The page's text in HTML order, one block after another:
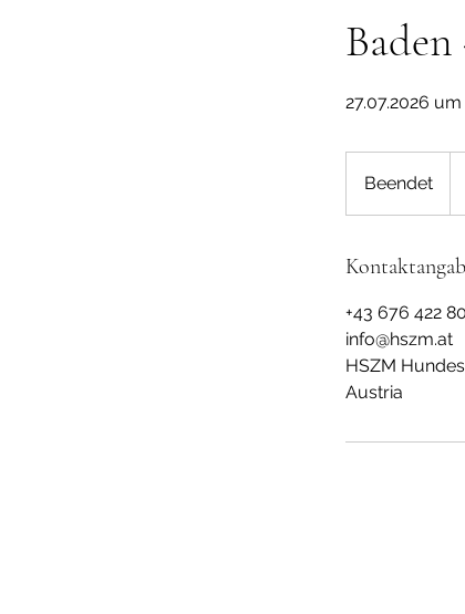
27.07.2026
Beendet
n
e
t
+43 676 422
info@hszm.at
HSZM
Austria